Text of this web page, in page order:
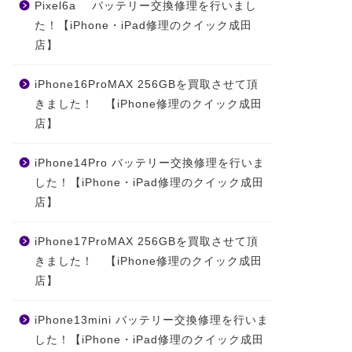
Pixel6a バッテリー交換修理を行いまし
た！【iPhone・iPad修理のクイック成田
店】
iPhone16ProMAX 256GBを買取させて頂
きました！ 【iPhone修理のクイック成田
店】
iPhone14Pro バッテリー交換修理を行いま
した！【iPhone・iPad修理のクイック成田
店】
iPhone17ProMAX 256GBを買取させて頂
きました！ 【iPhone修理のクイック成田
店】
iPhone13mini バッテリー交換修理を行いま
した！【iPhone・iPad修理のクイック成田